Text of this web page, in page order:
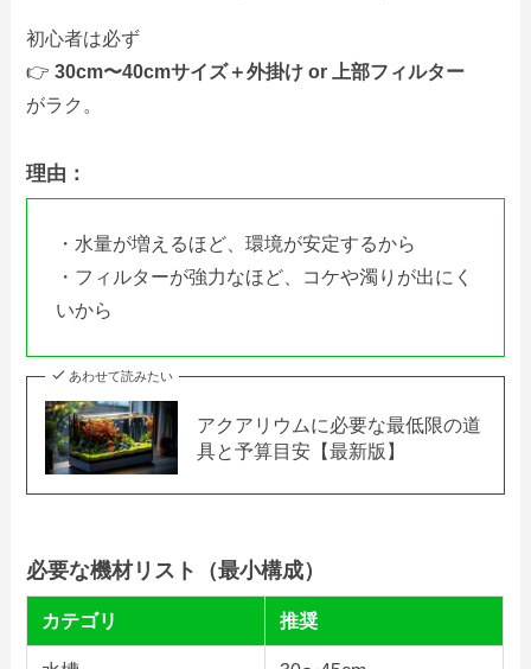
初心者は必ず
👉30cm〜40cmサイズ＋外掛け or 上部フィルター
がラク。
理由：
・水量が増えるほど、環境が安定するから
・フィルターが強力なほど、コケや濁りが出にく
いから
あわせて読みたい
アクアリウムに必要な最低限の道
具と予算目安【最新版】
必要な機材リスト（最小構成）
カテゴリ 推奨